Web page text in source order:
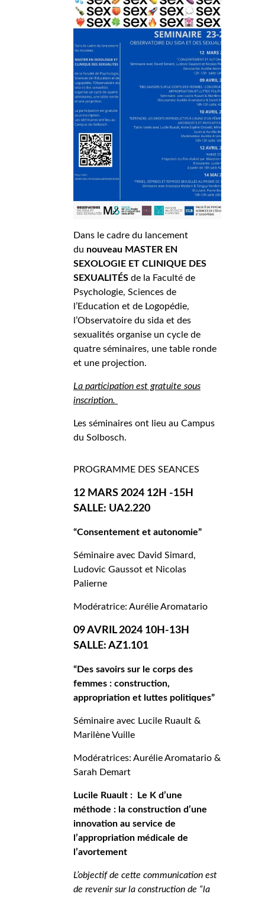
Dans le cadre du lancement
du nouveau MASTER EN
SEXOLOGIE ET CLINIQUE DES
SEXUALITÉS de la Faculté de
Psychologie, Sciences de
l’Education et de Logopédie,
l’Observatoire du sida et des
sexualités organise un cycle de
quatre séminaires, une table ronde
et une projection.
La participation est gratuite sous
inscription.
Les séminaires ont lieu au Campus
du Solbosch.
PROGRAMME DES SEANCES
12 MARS 2024 12H -15H
SALLE: UA2.220
“Consentement et autonomie”
Séminaire avec David Simard,
Ludovic Gaussot et Nicolas
Palierne
Modératrice: Aurélie Aromatario
09 AVRIL 2024 10H-13H
SALLE: AZ1.101
“Des savoirs sur le corps des
femmes : construction,
appropriation et luttes politiques”
Séminaire avec Lucile Ruault &
Marilène Vuille
Modératrices: Aurélie Aromatario &
Sarah Demart
Lucile Ruault : Le K d’une
méthode : la construction d’une
innovation au service de
l’appropriation médicale de
l’avortement
L’objectif de cette communication est
de revenir sur la construction de “la